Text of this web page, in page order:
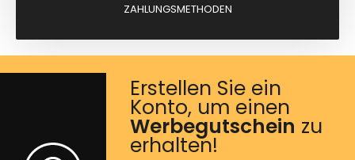
ZAHLUNGSMETHODEN
Erstellen Sie ein
Konto, um einen
Werbegutschein zu
erhalten!